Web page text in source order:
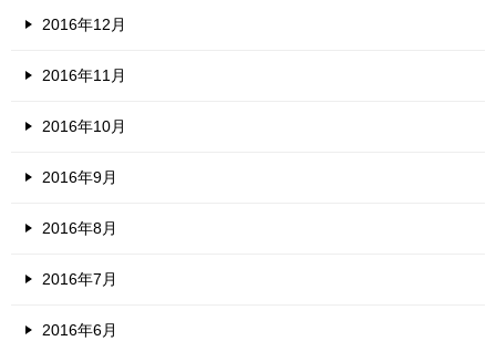
2016年12月
2016年11月
2016年10月
2016年9月
2016年8月
2016年7月
2016年6月